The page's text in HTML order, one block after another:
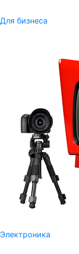
Для бизнеса
Электроника